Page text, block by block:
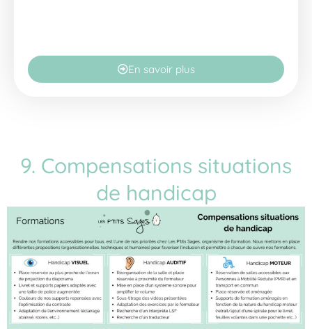
En savoir plus
9. Compensations situations
de handicap